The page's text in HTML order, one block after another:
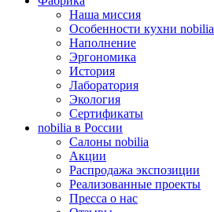
Наша миссия
Особенности кухни nobilia
Наполнение
Эргономика
История
Лаборатория
Экология
Сертификаты
nobilia в России
Салоны nobilia
Акции
Распродажа экспозиции
Реализованные проекты
Пресса о нас